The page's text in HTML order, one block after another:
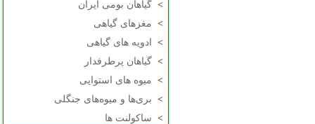
> گیاهان بومی ایران
> مغزهای گیاهی
>
ادویه های گیاهی
> گیاهان پرطرفدار
> میوه های استوایی
> بری‌ها و میوه‌های جنگلی
> ساکولنت ها